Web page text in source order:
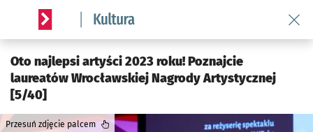
Serwis informacyjny wroclaw.pl podserwis: Kultura
Oto najlepsi artyści 2023 roku! Poznajcie
laureatów Wrocławskiej Nagrody Artystycznej
[5/40]
Przesuń zdjęcie palcem